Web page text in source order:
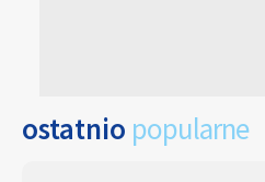
ostatnio popularne